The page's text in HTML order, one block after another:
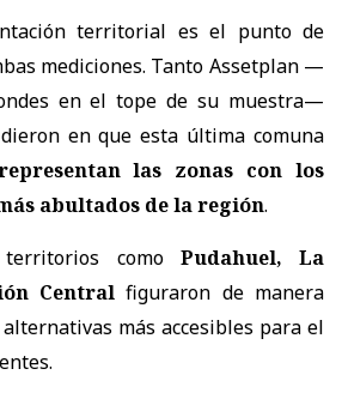
territorial es el punto de
mediciones. Tanto Assetplan —
en el tope de su muestra—
en que esta última comuna
las zonas con los
abultados de la región.
territorios como Pudahuel, La
Central figuraron de manera
más accesibles para el